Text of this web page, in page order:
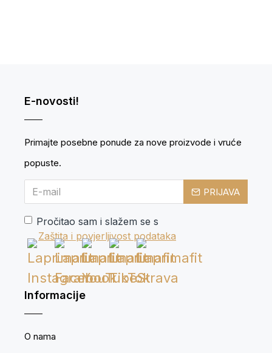
E-novosti!
Primajte posebne ponude za nove proizvode i vruće
popuste.
PRIJAVA
Pročitao sam i slažem se s
Zaštita i povjerljivost podataka
Informacije
O nama